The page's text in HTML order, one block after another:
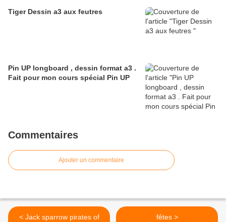
Tiger Dessin a3 aux feutres
Pin UP longboard , dessin format a3 .
Fait pour mon cours spécial Pin UP
Commentaires
Ajouter un commentaire
< Jack sparrow pirates of
fêtes >